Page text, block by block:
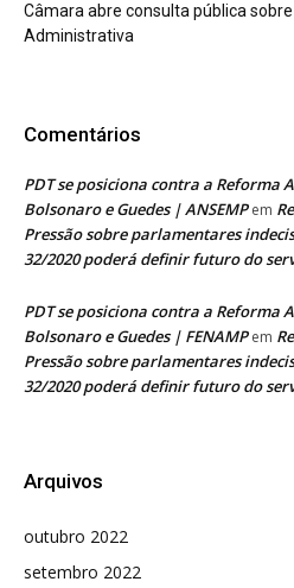
Câmara abre consulta pública
Administrativa
Comentários
PDT se posiciona contra a Reforma
Bolsonaro e Guedes | ANSEMPem
Pressão sobre parlamentares
32/2020 poderá definir futuro do
PDT se posiciona contra a Reforma
Bolsonaro e Guedes | FENAMPem
Pressão sobre parlamentares
32/2020 poderá definir futuro do
Arquivos
outubro 2022
setembro 2022